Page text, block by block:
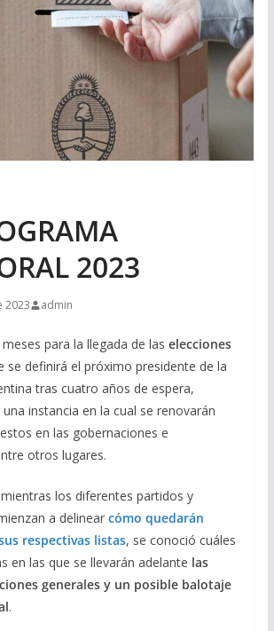
2023
2023 admin
para la llegada de las elecciones
se definirá el próximo presidente de la
tras cuatro años de espera,
instancia en la cual se renovarán
en las gobernaciones e
otros lugares.
los diferentes partidos y
a delinear cómo quedarán
respectivas listas, se conoció cuáles
en las que se llevarán adelante las
generales y un posible balotaje
.